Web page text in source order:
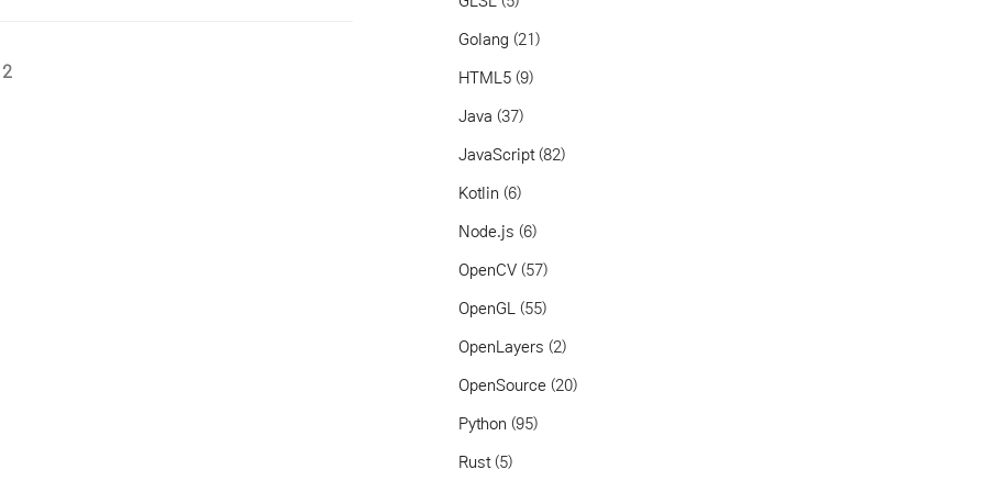
페
2
Golang (21)
HTML5 (9)
Java (37)
JavaScript(82)
Kotlin (6)
Node.js (6)
OpenCV (57)
OpenGL (55)
OpenLayers (2)
OpenSource (20)
Python (95)
Rust(5)